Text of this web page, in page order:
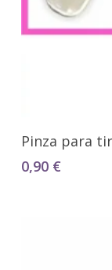
Pinza para
0,90 €